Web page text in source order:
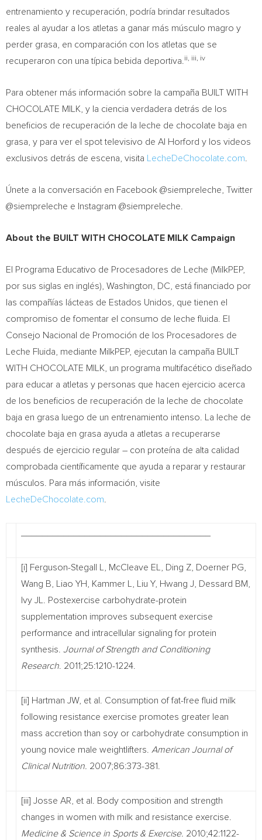
entrenamiento y recuperación, podría brindar resultados
reales al ayudar a los atletas a ganar más músculo magro y
perder grasa, en comparación con los atletas que se
recuperaron con una típica bebida deportiva. ii, iii, iv
Para obtener más información sobre la campaña BUILT WITH
CHOCOLATE MILK, y la ciencia verdadera detrás de los
beneficios de recuperación de la leche de chocolate baja en
grasa, y para ver el spot televisivo de Al Horford y los videos
exclusivos detrás de escena, visita
LecheDeChocolate.com
Únete a la conversación en Facebook @siempreleche, Twitter
@siempreleche e Instagram @siempreleche.
About the BUILT WITH CHOCOLATE MILK Campaign
El Programa Educativo de Procesadores de Leche (MilkPEP,
por sus siglas en inglés), Washington, DC , está financiado por
las compañías lácteas de Estados Unidos, que tienen el
compromiso de fomentar el consumo de leche fluida. El
Consejo Nacional de Promoción de los Procesadores de
Leche Fluida, mediante MilkPEP, ejecutan la campaña BUILT
WITH CHOCOLATE MILK, un programa multifacético diseñado
para educar a atletas y personas que hacen ejercicio acerca
de los beneficios de recuperación de la leche de chocolate
baja en grasa luego de un entrenamiento intenso. La leche de
chocolate baja en grasa ayuda a atletas a recuperarse
después de ejercicio regular – con proteína de alta calidad
comprobada científicamente que ayuda a reparar y restaurar
músculos. Para más información, visite
LecheDeChocolate.com
[i] Ferguson-Stegall L, McCleave EL, Ding Z, Doerner PG,
Wang B, Liao YH, Kammer L, Liu Y, Hwang J, Dessard BM,
Ivy JL. Postexercise carbohydrate-protein
supplementation improves subsequent exercise
performance and intracellular signaling for protein
synthesis. Journal of Strength and Conditioning
Research . 2011;25:1210-1224.
[ii] Hartman JW, et al. Consumption of fat-free fluid milk
following resistance exercise promotes greater lean
mass accretion than soy or carbohydrate consumption in
young novice male weightlifters. American Journal of
Clinical Nutrition. 2007;86:373-381.
[iii] Josse AR, et al. Body composition and strength
changes in women with milk and resistance exercise.
Medicine & Science in Sports & Exercise. 2010;42:1122-